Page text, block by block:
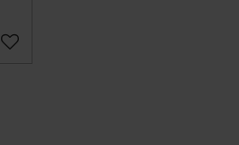
Gem som favorit